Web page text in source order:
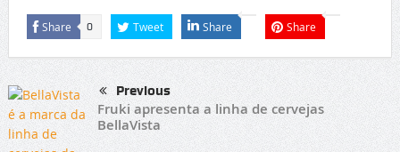
Share 0 Tweet Share Share
Previous
Fruki apresenta a linha de cervejas
BellaVista